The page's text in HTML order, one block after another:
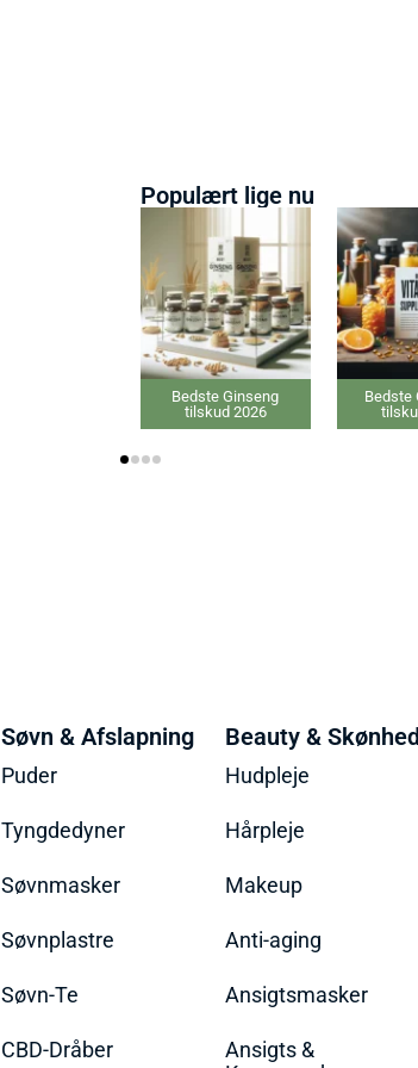
Populært lige nu
Bedste Ginseng
tilskud 2026
Bedste
Søvn & Afslapning
Puder
Tyngdedyner
Søvnmasker
Søvnplastre
Søvn-Te
CBD-Dråber
Beauty &
Hudpleje
Hårpleje
Makeup
Anti-aging
Ansigtsmasker
Ansigts &